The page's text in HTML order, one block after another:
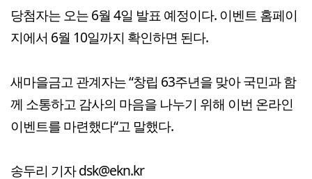
당첨자는 오는 6월 4일 발표 예정이다. 이벤트 홈페이
지에서 6월 10일까지 확인하면 된다.
새마을금고 관계자는 “창립 63주년을 맞아 국민과 함
께 소통하고 감사의 마음을 나누기 위해 이번 온라인
이벤트를 마련했다“고 말했다.
송두리 기자 dsk@ekn.kr